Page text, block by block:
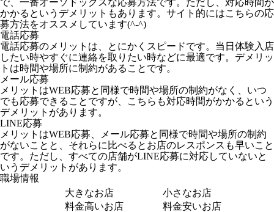
かかるというデメリットもあります。サイト的にはこちらの応
募方法をオススメしています(^-^)
電話応募
電話応募のメリットは、とにかくスピードです。当日体験入店
したい時やすぐに連絡を取りたい時などに最適です。デメリッ
トは時間や場所に制約があることです。
メール応募
メリットはWEB応募と同様で時間や場所の制約がなく、いつ
でも応募できることですが、こちらも対応時間がかかるという
デメリットがあります。
LINE応募
メリットはWEB応募、メール応募と同様で時間や場所の制約
がないことと、それらに比べるとお店のレスポンスも早いこと
です。ただし、すべての店舗がLINE応募に対応していないと
いうデメリットがあります。
職場情報
大きなお店
小さなお店
料金高いお店
料金安いお店